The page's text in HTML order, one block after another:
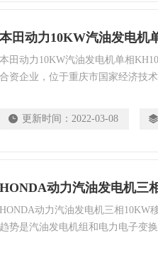
本田动力10KW汽油发电机
本田动力10KW汽油发电机单相
合资企业，位于重庆市国家经济技
机、整机、零部件及其售后服务；
更新时间： 2022-03-08
HONDA动力汽油发电机三
HONDA动力汽油发电机三相10KW
趋势是汽油发电机组和电力电子变